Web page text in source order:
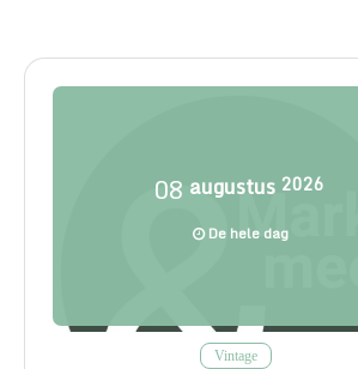
08 augustus 2026
De hele dag
Vintage